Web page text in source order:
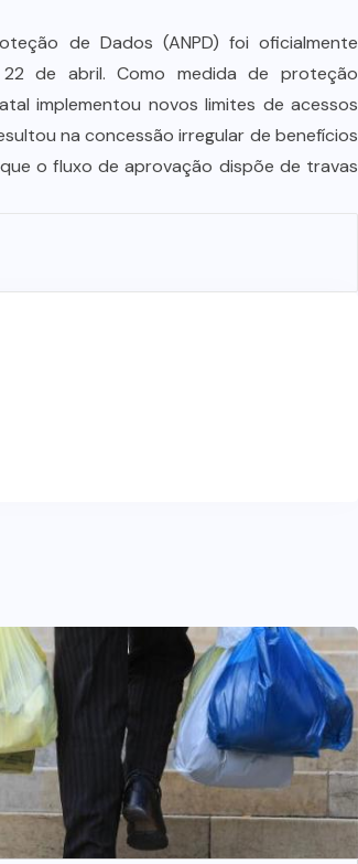
de Dados (ANPD) foi oficialmente
de abril. Como medida de proteção
implementou novos limites de acessos
na concessão irregular de benefícios
o fluxo de aprovação dispõe de travas
condena ministro Marco Buzzi
do cargo por denúncias de
importunação sexual